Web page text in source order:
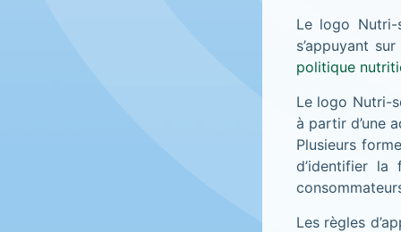
Le logo
s’appuyant
politique
Le logo Nutri-
à partir d’une
Plusieurs
d’identifier la
Les règles